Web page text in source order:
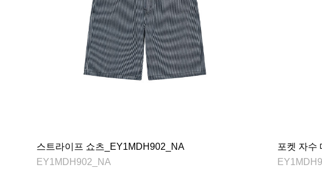
스트라이프 쇼츠_EY1MDH902_NA
EY1MDH902_NA
포켓 자수